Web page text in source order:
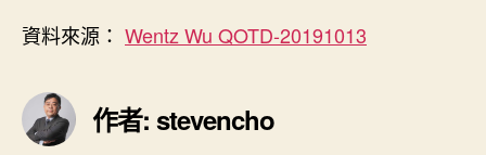
資料來源： Wentz Wu QOTD-20191013
作者: stevencho